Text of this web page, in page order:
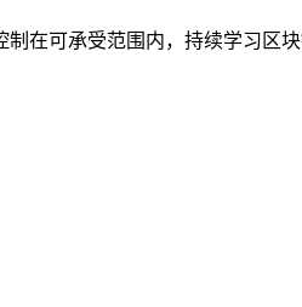
在可承受范围内，持续学习区